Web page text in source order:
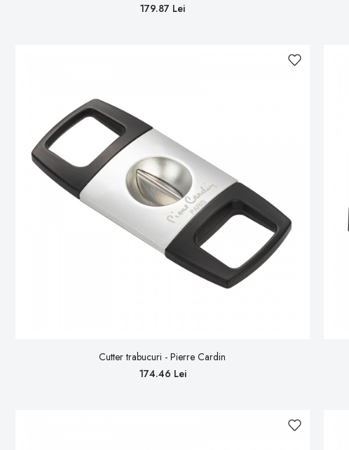
179.87 Lei
Cutter trabucuri - Pierre Cardin
174.46 Lei